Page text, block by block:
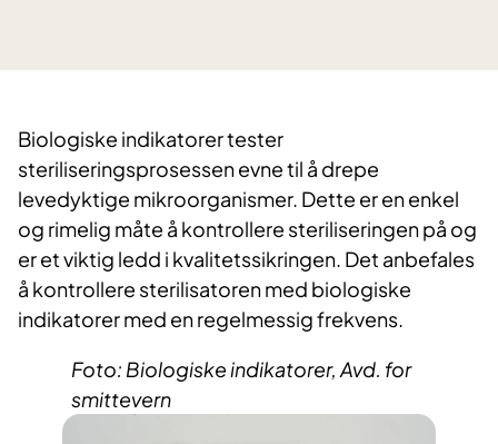
Biologiske indikatorer tester
steriliseringsprosessen evne til å drepe
levedyktige mikroorganismer. Dette er en enkel
og rimelig måte å kontrollere steriliseringen på og
er et viktig ledd i kvalitetssikringen. Det anbefales
å kontrollere sterilisatoren med biologiske
indikatorer med en regelmessig frekvens.
Foto: Biologiske indikatorer, Avd. for
smittevern